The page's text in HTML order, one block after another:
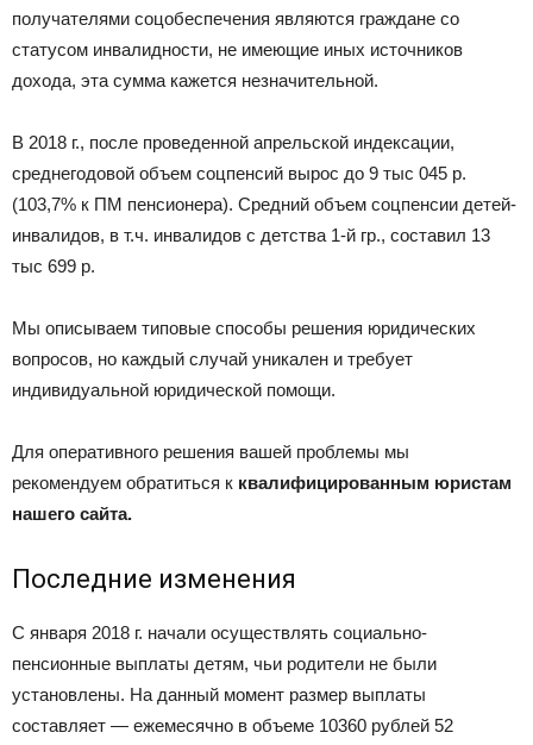
получателями соцобеспечения являются граждане со
статусом инвалидности, не имеющие иных источников
дохода, эта сумма кажется незначительной.
В 2018 г., после проведенной апрельской индексации,
среднегодовой объем соцпенсий вырос до 9 тыс 045 р.
(103,7% к ПМ пенсионера). Средний объем соцпенсии детей-
инвалидов, в т.ч. инвалидов с детства 1-й гр., составил 13
тыс 699 р.
Мы описываем типовые способы решения юридических
вопросов, но каждый случай уникален и требует
индивидуальной юридической помощи.
Для оперативного решения вашей проблемы мы
рекомендуем обратиться к квалифицированным юристам
нашего сайта.
Последние изменения
С января 2018 г. начали осуществлять социально-
пенсионные выплаты детям, чьи родители не были
установлены. На данный момент размер выплаты
составляет — ежемесячно в объеме 10360 рублей 52